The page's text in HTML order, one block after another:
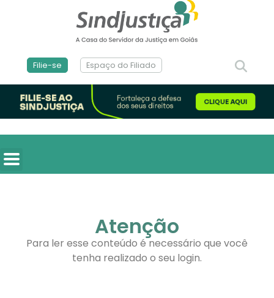
Filie-se Espaço do Filiado
Atenção
Para ler esse conteúdo é necessário que você
tenha realizado o seu login.